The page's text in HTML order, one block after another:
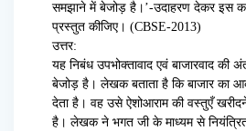
समझाने में बेजोड़ है।’-उदाहरण देकर इस
प्रस्तुत कीजिए। (CBSE-2013)
उत्तर:
यह निबंध उपभोक्तावाद एवं बाजारवाद की
बेजोड़ है। लेखक बताता है कि बाजार का
देता है। वह उसे ऐशोआराम की वस्तुएँ
है। लेखक ने भगत जी के माध्यम से नियंत्रित